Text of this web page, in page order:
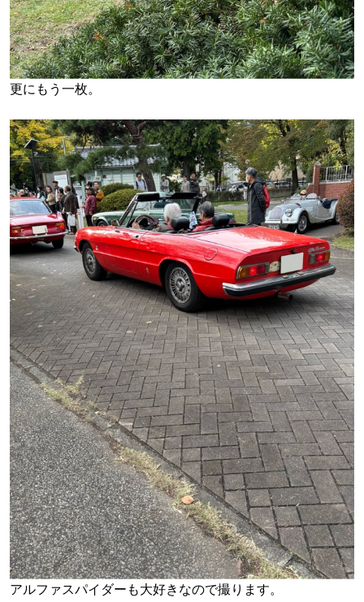
更にもう一枚。
アルファスパイダーも大好きなので撮ります。